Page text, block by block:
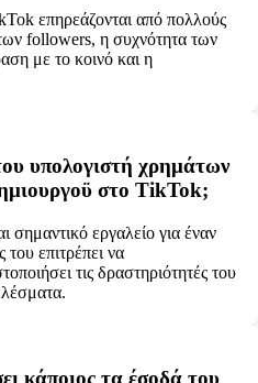
επηρεάζονται από πολλούς
followers, η συχνότητα των
με το κοινό και η
υπολογιστή χρημάτων
στο TikTok;
σημαντικό εργαλείο για έναν
επιτρέπει να
τις δραστηριότητές του
κάποιος τα έσοδά του